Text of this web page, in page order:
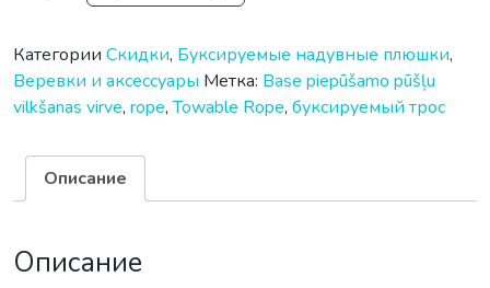
Категории Cкидки, Буксируемые надувные плюшки,
Веревки и аксессуары Метка: Base piepūšamo pūšļu
vilkšanas virve, rope,Towable Rope, буксируемый трос
Описание
Описание